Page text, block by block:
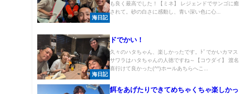
海日記
も良く最高でした！【ミネ】 レジェンドでサンゴに癒
されて。砂の白さに感動し、青い深い色に心...
海日記
ドでかい！
久々のハタちゃん、楽しかったです。ﾄﾞでかいカマス
サワラはハタちゃんの人徳ですね～【コウダイ】 渡名
喜行けて良かった(^^)ホールあちらへこ...
餌をあげたりできてめちゃくちゃ楽しかっ